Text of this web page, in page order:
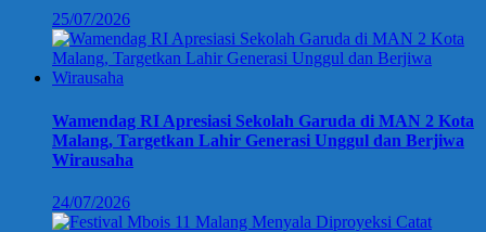
25/07/2026
Wamendag RI Apresiasi Sekolah Garuda di MAN 2 Kota
Malang, Targetkan Lahir Generasi Unggul dan Berjiwa
Wirausaha
24/07/2026